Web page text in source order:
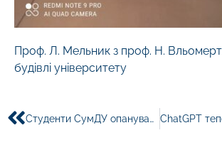
Проф. Л. Мельник з проф. Н.
будівлі університету
Студенти СумДУ опанували курс «Сучасні тренди у бізнесі: досвід ЄС»